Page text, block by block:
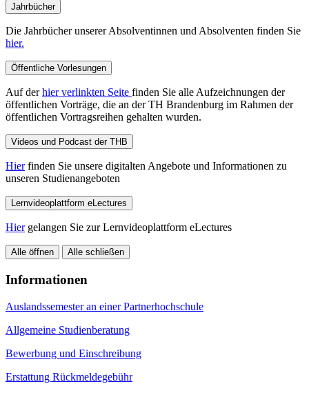
Jahrbücher
Die Jahrbücher unserer Absolventinnen und Absolventen finden Sie
hier.
Öffentliche Vorlesungen
Auf derhier verlinkten Seite finden Sie alle Aufzeichnungen der
öffentlichen Vorträge, die an der TH Brandenburg im Rahmen der
öffentlichen Vortragsreihen gehalten wurden.
Videos und Podcast der THB
Hierfinden Sie unsere digitalten Angebote und Informationen zu
unseren Studienangeboten
Lernvideoplattform eLectures
Hiergelangen Sie zur Lernvideoplattform eLectures
Alle öffnen Alle schließen
Informationen
Auslandssemester an einer Partnerhochschule
Allgemeine Studienberatung
Bewerbung und Einschreibung
Erstattung Rückmeldegebühr